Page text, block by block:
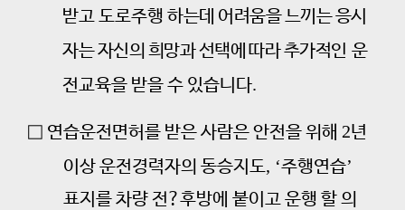
받고 도로주행하는데 어려움을 느끼는 응시
자는 자신의 희망과 선택에 따라 추가적인 운
전교육을 받을 수 있습니다.
□ 연습운전면허를 받은 사람은 안전을 위해 2년
이상 운전경력자의 동승지도, ‘주행연습’
표지를 차량 전?후방에 붙이고 운행 할 의